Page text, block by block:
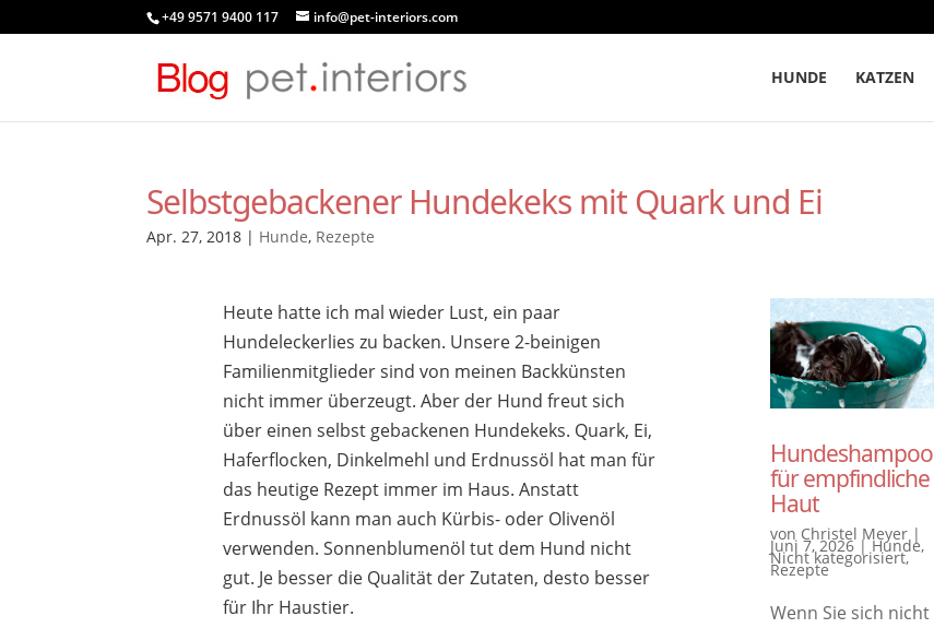
+49 9571 9400 117 info@pet-interiors.com
HUNDE KATZEN
Selbstgebackener Hundekeks mit Quark und Ei
Apr. 27, 2018 | Hunde, Rezepte
Heute hatte ich mal wieder Lust, ein paar
Hundeleckerlies zu backen. Unsere 2-beinigen
Familienmitglieder sind von meinen Backkünsten
nicht immer überzeugt. Aber der Hund freut sich
über einen selbst gebackenen Hundekeks. Quark, Ei,
Haferflocken, Dinkelmehl und Erdnussöl hat man für
das heutige Rezept immer im Haus. Anstatt
Erdnussöl kann man auch Kürbis- oder Olivenöl
verwenden. Sonnenblumenöl tut dem Hund nicht
gut. Je besser die Qualität der Zutaten, desto besser
für Ihr Haustier.
Hundeshampoo
für empfindliche
Haut
von Christel Meyer |
Juni 7, 2026|Hunde,
Nicht kategorisiert,
Rezepte
Wenn Sie sich nicht